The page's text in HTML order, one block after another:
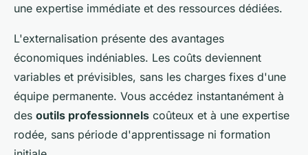
une expertise immédiate et des ressources dédiées.
L'externalisation présente des avantages
économiques indéniables. Les coûts deviennent
variables et prévisibles, sans les charges fixes d'une
équipe permanente. Vous accédez instantanément à
des outils professionnels coûteux et à une expertise
rodée, sans période d'apprentissage ni formation